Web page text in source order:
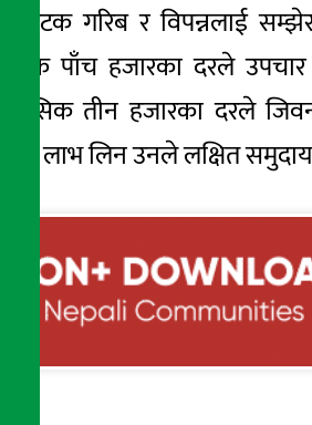
पटक गरिब र विपन्नलाई
पाँच हजारका दरले
मासिक तीन हजारका दरले
लाभ लिन उनले लक्षित